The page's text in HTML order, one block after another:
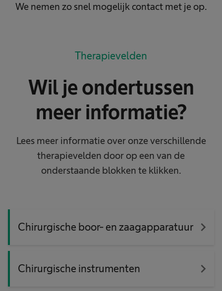
We nemen zo snel mogelijk contact met je op.
Therapievelden
Wil je ondertussen
meer informatie?
Lees meer informatie over onze verschillende
therapievelden door op een van de
onderstaande blokken te klikken.
Chirurgische boor- en zaagapparatuur navigate_next
Chirurgische instrumenten navigate_next